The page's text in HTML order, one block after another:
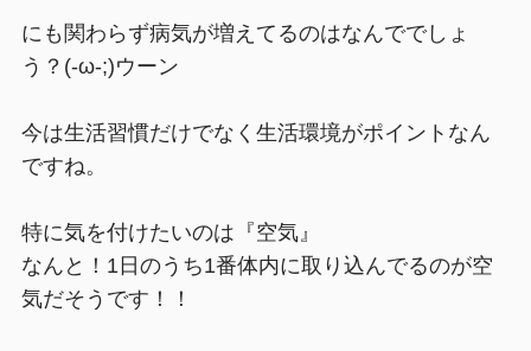
にも関わらず病気が増えてるのはなんででしょ
う？(-ω-;)ウーン
今は生活習慣だけでなく生活環境がポイントなん
ですね。
特に気を付けたいのは『空気』
なんと！1日のうち1番体内に取り込んでるのが空
気だそうです！！